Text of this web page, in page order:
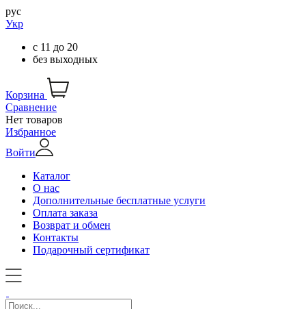
рус
Укр
с 11 до 20
без выходных
Корзина
Сравнение
Нет товаров
Избранное
Войти
Каталог
О нас
Дополнительные бесплатные услуги
Оплата заказа
Возврат и обмен
Контакты
Подарочный сертификат